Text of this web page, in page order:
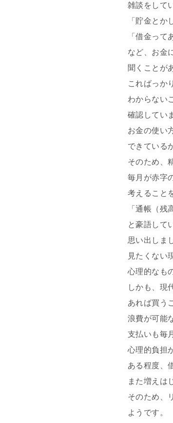
雑談をして
「貯金とか
「借金って
など、お金
聞くことが
こればっか
わからない
確認してい
お金の使い
できている
そのため、
毎月が赤字
考えること
「通帳（残
と豪語して
思い出しま
見たくない
心理的なも
しかも、現
あれば買う
浪費が可能
支払いも毎
心理的負担
ある程度、
また増えは
そのため、
ようです。